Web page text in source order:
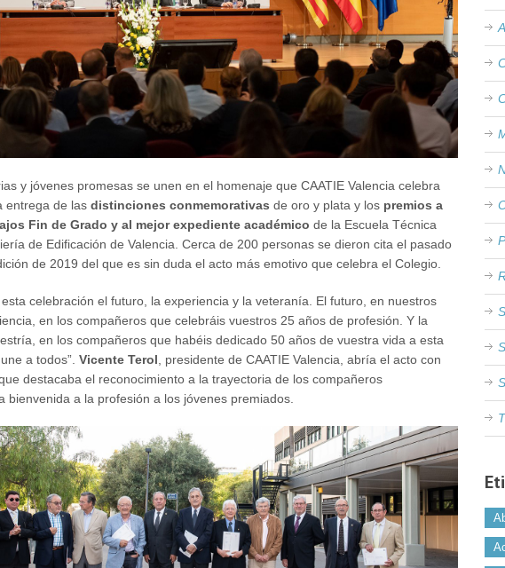
y jóvenes promesas se unen en el homenaje que CAATIE Valencia celebra
entrega de las distinciones conmemorativas de oro y plata y los premios a
Fin de Grado y al mejor expediente académico de la Escuela Técnica
de Edificación de Valencia. Cerca de 200 personas se dieron cita el pasado
de 2019 del que es sin duda el acto más emotivo que celebra el Colegio.
celebración el futuro, la experiencia y la veteranía. El futuro, en nuestros
en los compañeros que celebráis vuestros 25 años de profesión. Y la
en los compañeros que habéis dedicado 50 años de vuestra vida a esta
a todos”. Vicente Terol , presidente de CAATIE Valencia, abría el acto con
destacaba el reconocimiento a la trayectoria de los compañeros
bienvenida a la profesión a los jóvenes premiados.